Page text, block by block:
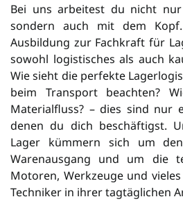
Bei uns arbeitest du nicht
sondern auch mit dem
Ausbildung zur Fachkraft für
sowohl logistisches als auch
Wie sieht die perfekte
beim Transport beachten?
Materialfluss? – dies sind nur
denen du dich beschäftigst.
Lager kümmern sich um
Warenausgang und um die
Motoren, Werkzeuge und
Techniker in ihrer tagtäglichen